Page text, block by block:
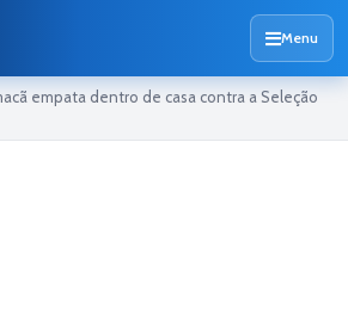
Menu
empata dentro de casa contra a Seleção